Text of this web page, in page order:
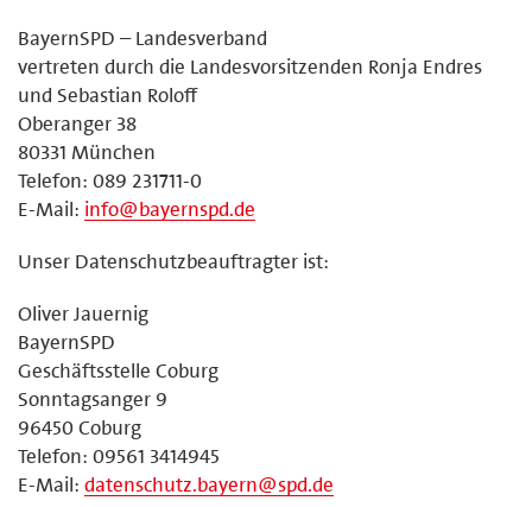
BayernSPD – Landesverband
vertreten durch die Landesvorsitzenden Ronja Endres
und Sebastian Roloff
Oberanger 38
80331 München
Telefon: 089 231711-0
E-Mail: info@bayernspd.de
Unser Datenschutzbeauftragter ist:
Oliver Jauernig
BayernSPD
Geschäftsstelle Coburg
Sonntagsanger 9
96450 Coburg
Telefon: 09561 3414945
E-Mail: datenschutz.bayern@spd.de